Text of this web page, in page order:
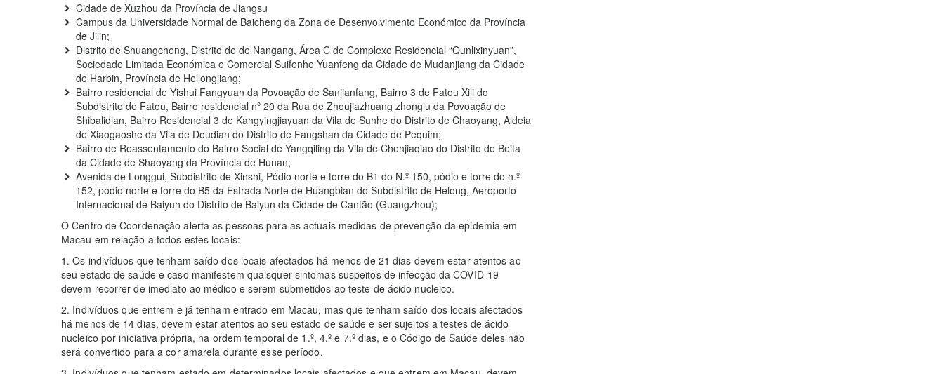
Cidade de Xuzhou da Província de Jiangsu
Campus da Universidade Normal de Baicheng da Zona de Desenvolvimento Económico da Província
de Jilin;
Distrito de Shuangcheng, Distrito de de Nangang, Área C do Complexo Residencial “Qunlixinyuan”,
Sociedade Limitada Económica e Comercial Suifenhe Yuanfeng da Cidade de Mudanjiang da Cidade
de Harbin, Província de Heilongjiang;
Bairro residencial de Yishui Fangyuan da Povoação de Sanjianfang, Bairro 3 de Fatou Xili do
Subdistrito de Fatou, Bairro residencial nº 20 da Rua de Zhoujiazhuang zhonglu da Povoação de
Shibalidian, Bairro Residencial 3 de Kangyingjiayuan da Vila de Sunhe do Distrito de Chaoyang, Aldeia
de Xiaogaoshe da Vila de Doudian do Distrito de Fangshan da Cidade de Pequim;
Bairro de Reassentamento do Bairro Social de Yangqiling da Vila de Chenjiaqiao do Distrito de Beita
da Cidade de Shaoyang da Província de Hunan;
Avenida de Longgui, Subdistrito de Xinshi, Pódio norte e torre do B1 do N.º 150, pódio e torre do n.º
152, pódio norte e torre do B5 da Estrada Norte de Huangbian do Subdistrito de Helong, Aeroporto
Internacional de Baiyun do Distrito de Baiyun da Cidade de Cantão (Guangzhou);
O Centro de Coordenação alerta as pessoas para as actuais medidas de prevenção da epidemia em
Macau em relação a todos estes locais:
1. Os indivíduos que tenham saído dos locais afectados há menos de 21 dias devem estar atentos ao
seu estado de saúde e caso manifestem quaisquer sintomas suspeitos de infecção da COVID-19
devem recorrer de imediato ao médico e serem submetidos ao teste de ácido nucleico.
2. Indivíduos que entrem e já tenham entrado em Macau, mas que tenham saído dos locais afectados
há menos de 14 dias, devem estar atentos ao seu estado de saúde e ser sujeitos a testes de ácido
nucleico por iniciativa própria, na ordem temporal de 1.º, 4.º e 7.º dias, e o Código de Saúde deles não
será convertido para a cor amarela durante esse período.